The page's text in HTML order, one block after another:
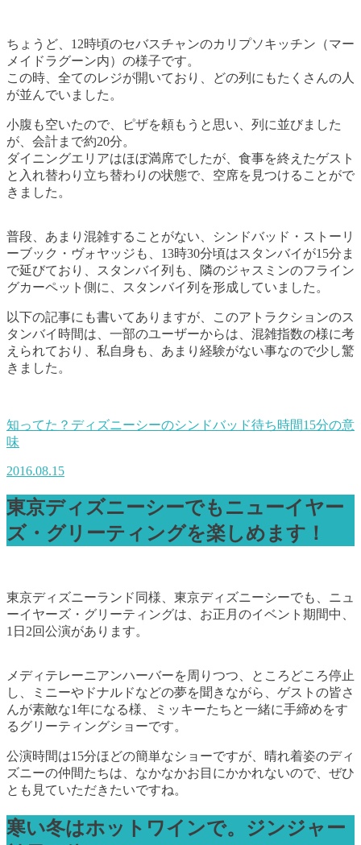
ちょうど、12時頃のセバスチャンのカリプソキッチン（マー
メイドラグーン内）の様子です。
この時、全てのレジが開いており、どの列にもたくさんの人
が並んでいました。
小腹も空いたので、ピザを頼もうと思い、列に並びました
が、会計まで約20分。
ダイニングエリアはほぼ満席でしたが、食事を終えたゲスト
と入れ替わり立ち替わりの状態で、空席を見つけることがで
きました。
普段、あまり混雑することがない、シンドバッド・ストーリ
ーブック・ヴォヤッジも、13時30分頃はスタンバイが15分ま
で延びており、スタンバイ列も、隣のジャスミンのフライン
グカーペット側に、スタンバイ列を形成していました。
以下の記事にも書いてありますが、このアトラクションのス
タンバイ時間は、一部のユーザーからは、混雑指数の様に考
えられており、私自身も、あまり経験がない事なので少し驚
きました。
知ってた？ディズニーシーのシンドバッド待ち時間15分の意
味
2016.08.15
東京ディズニーシーでもニューイヤー
ズ・グリーティングを楽しめます！
東京ディズニーランド同様、東京ディズニーシーでも、ニュ
ーイヤーズ・グリーティングは、お正月のイベント期間中、
1日2回公演があります。
メディテレーニアンハーバーを周りつつ、ところどころ停止
し、ミニーやドナルドなどの夢を聞きながら、ゲストの皆さ
んが素敵な1年になる様、ミッキーたちと一緒に手締めをす
るグリーティングショーです。
公演時間は15分ほどの簡単なショーですが、晴れ着姿のディ
ズニーの仲間たちは、なかなかお目にかかれないので、ぜひ
とも見ていただきたいですね。
寒い冬はホットワインで。ジンジャー